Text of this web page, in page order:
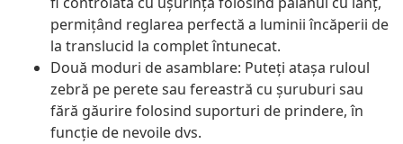
permițând reglarea perfectă a luminii încăperii de
la translucid la complet întunecat.
Două moduri de asamblare: Puteți atașa ruloul
zebră pe perete sau fereastră cu șuruburi sau
fără găurire folosind suporturi de prindere, în
funcție de nevoile dvs.